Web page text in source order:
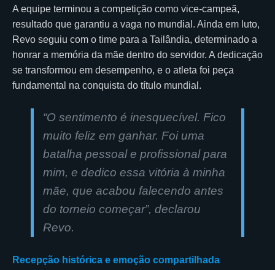
A equipe terminou a competição como vice-campeã,
resultado que garantiu a vaga no mundial. Ainda em luto,
Revo seguiu com o time para a Tailândia, determinado a
honrar a memória da mãe dentro do servidor. A dedicação
se transformou em desempenho, e o atleta foi peça
fundamental na conquista do título mundial.
“O sentimento é inesquecível. Fico
muito feliz em ganhar. Foi uma
batalha pessoal e profissional para
mim, e dedico essa vitória à minha
mãe, que acabou falecendo antes
do torneio começar”, declarou
Revo.
Recepção histórica e emoção compartilhada